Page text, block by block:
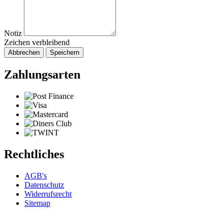
Notiz
Zeichen verbleibend
Abbrechen Speichern
Zahlungsarten
Rechtliches
AGB's
Datenschutz
Widerrufsrecht
Sitemap